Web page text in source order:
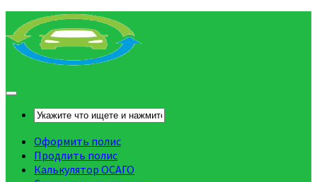
Оформить полис
Продлить полис
Калькулятор ОСАГО